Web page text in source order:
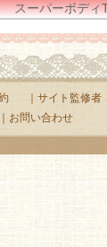
スーパーボデ
｜サイト監修者
｜お問い合わせ